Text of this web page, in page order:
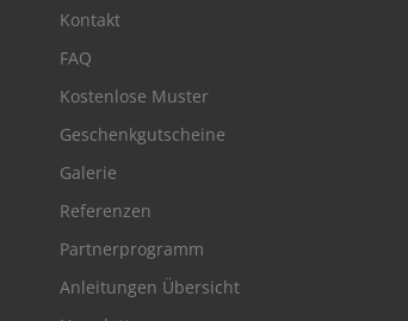
Kontakt
FAQ
Kostenlose Muster
Geschenkgutscheine
Galerie
Referenzen
Partnerprogramm
Anleitungen Übersicht